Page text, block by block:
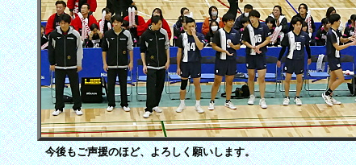
今後もご声援のほど、よろしく願いします。